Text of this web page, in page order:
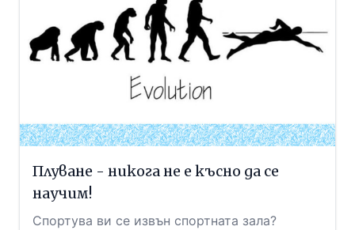
Плуване - никога не е късно да се
научим!
Спортува ви се извън спортната зала?